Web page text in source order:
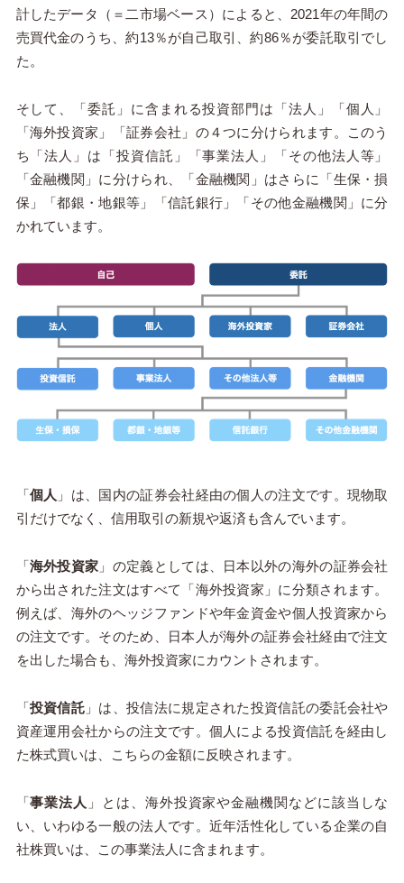
計したデータ（＝二市場ベース）によると、 2021年の年間の
売買代金のうち、約13％が自己取引、約86％が委託取引でし
た。
そして、「委託」に含まれる投資部門は「法人」「個人」
「海外投資家」「証券会社」の４つに分けられます。このう
ち「法人」は「投資信託」「事業法人」「その他法人等」
「金融機関」に分けられ、「金融機関」はさらに「生保・損
保」「都銀・地銀等」「信託銀行」「その他金融機関」に分
かれています。
「個人 」は、国内の証券会社経由の個人の注文です。現物取
引だけでなく、信用取引の新規や返済も含んでいます。
「海外投資家 」の定義としては、日本以外の海外の証券会社
から出された注文はすべて「海外投資家」に分類されます。
例えば、海外のヘッジファンドや年金資金や個人投資家から
の注文です。そのため、日本人が海外の証券会社経由で注文
を出した場合も、海外投資家にカウントされます。
「投資信託 」は、投信法に規定された投資信託の委託会社や
資産運用会社からの注文です。個人による投資信託を経由し
た株式買いは、こちらの金額に反映されます。
「事業法人 」とは、海外投資家や金融機関などに該当しな
い、いわゆる一般の法人です。近年活性化している企業の自
社株買いは、この事業法人に含まれます。